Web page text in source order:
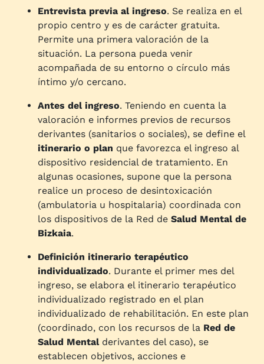
Entrevista previa al ingreso. Se realiza en el
propio centro y es de carácter gratuita.
Permite una primera valoración de la
situación. La persona pueda venir
acompañada de su entorno o círculo más
íntimo y/o cercano.
Antes del ingreso. Teniendo en cuenta la
valoración e informes previos de recursos
derivantes (sanitarios o sociales), se define el
itinerario o plan que favorezca el ingreso al
dispositivo residencial de tratamiento. En
algunas ocasiones, supone que la persona
realice un proceso de desintoxicación
(ambulatoria u hospitalaria) coordinada con
los dispositivos de la Red de Salud Mental de
Bizkaia.
Definición itinerario terapéutico
individualizado. Durante el primer mes del
ingreso, se elabora el itinerario terapéutico
individualizado registrado en el plan
individualizado de rehabilitación. En este plan
(coordinado, con los recursos de la Red de
Salud Mentalderivantes del caso), se
establecen objetivos, acciones e